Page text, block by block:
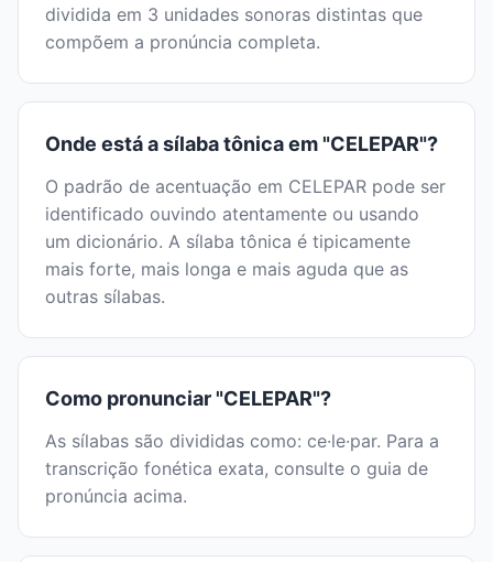
dividida em 3 unidades sonoras distintas que
compõem a pronúncia completa.
Onde está a sílaba tônica em "CELEPAR"?
O padrão de acentuação em CELEPAR pode ser
identificado ouvindo atentamente ou usando
um dicionário. A sílaba tônica é tipicamente
mais forte, mais longa e mais aguda que as
outras sílabas.
Como pronunciar "CELEPAR"?
As sílabas são divididas como: ce·le·par. Para a
transcrição fonética exata, consulte o guia de
pronúncia acima.